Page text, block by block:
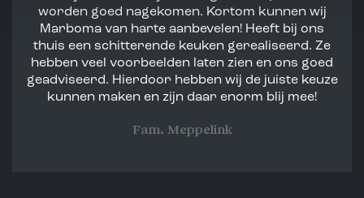
worden goed nagekomen. Kortom kunnen wij
Marboma van harte aanbevelen! Heeft bij ons
thuis een schitterende keuken gerealiseerd. Ze
hebben veel voorbeelden laten zien en ons goed
geadviseerd. Hierdoor hebben wij de juiste keuze
kunnen maken en zijn daar enorm blij mee!
Fam. Meppelink